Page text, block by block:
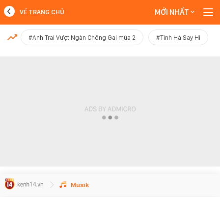
MỚI NHẤT
VỀ TRANG CHỦ MỚI NHẤT
#Anh Trai Vượt Ngàn Chông Gai mùa 2 #Tinh Hà Say Hi
Musik